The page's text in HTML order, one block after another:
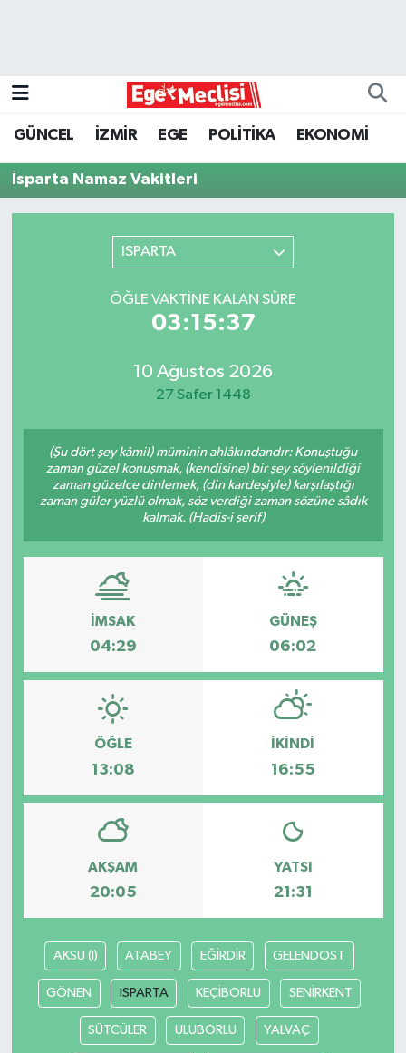
GÜNCEL İZMİR EGE POLİTİKA EKONOMİ
İsparta Namaz Vakitleri
ISPARTA
ÖĞLE VAKTINE KALAN SÜRE
03:15:37
10 Ağustos 2026
27 Safer 1448
(Şu dört şey kâmil) müminin ahlâkındandır: Konuştuğu
zaman güzel konuşmak, (kendisine) bir şey söylenildiği
zaman güzelce dinlemek, (din kardeşiyle) karşılaştığı
zaman güler yüzlü olmak, söz verdiği zaman sözüne sâdık
kalmak. (Hadis-i şerif)
İMSAK
04:29
GÜNEŞ
06:02
ÖĞLE
13:08
İKINDI
16:55
AKŞAM
20:05
YATSI
21:31
AKSU (I) ATABEY EĞİRDİR GELENDOST
GÖNEN ISPARTA KEÇİBORLU SENİRKENT
SÜTCÜLER ULUBORLU YALVAÇ
GÜNCEL
ÖZEL HABER
POLİTİKA